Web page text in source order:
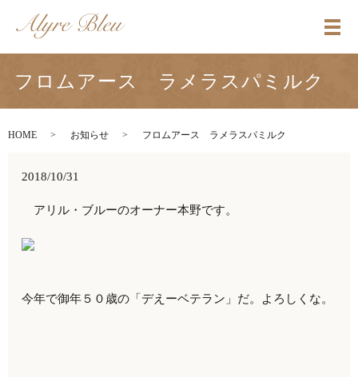
メ
フロムアース ラメラスパミルク
HOME お知らせ フロムアース ラメラスパミルク
2018/10/31
アリル・ブルーのオーナー本野です。
今年で御年５０歳の「デえーベテラン」だ。よろしくな。